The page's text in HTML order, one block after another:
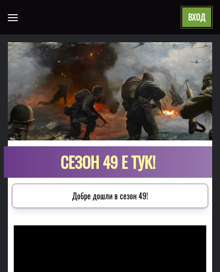
Open main menu ВХОД
СЕЗОН 49 Е ТУК!
Добре дошли в сезон 49!